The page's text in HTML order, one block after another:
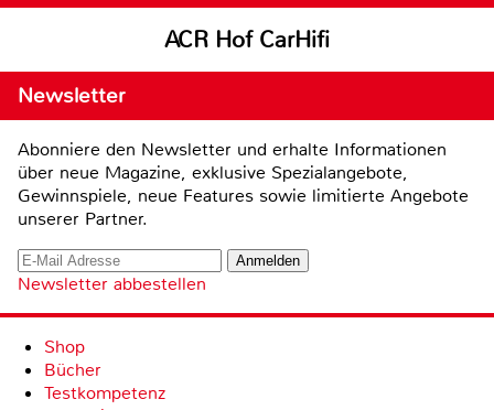
ACR Hof CarHifi
Newsletter
Abonniere den Newsletter und erhalte Informationen
über neue Magazine, exklusive Spezialangebote,
Gewinnspiele, neue Features sowie limitierte Angebote
unserer Partner.
Newsletter abbestellen
Shop
Bücher
Testkompetenz